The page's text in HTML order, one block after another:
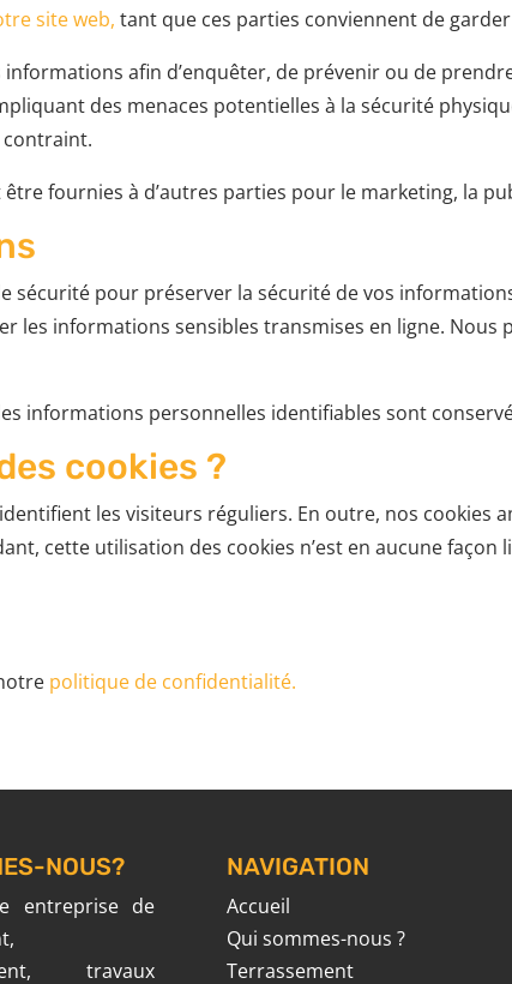
site web, tant que ces parties conviennent de
afin d’enquêter, de prévenir ou de
des menaces potentielles à la sécurité
contraint.
fournies à d’autres parties pour le marketing, la
sécurité pour préserver la sécurité de vos
les informations sensibles transmises en ligne. Nous
informations personnelles identifiables sont
cookies ?
les visiteurs réguliers. En outre, nos cookies
cette utilisation des cookies n’est en aucune
politique de confidentialité.
NOUS?
entreprise de
travaux
NAVIGATION
Accueil
Qui sommes-nous ?
Terrassement